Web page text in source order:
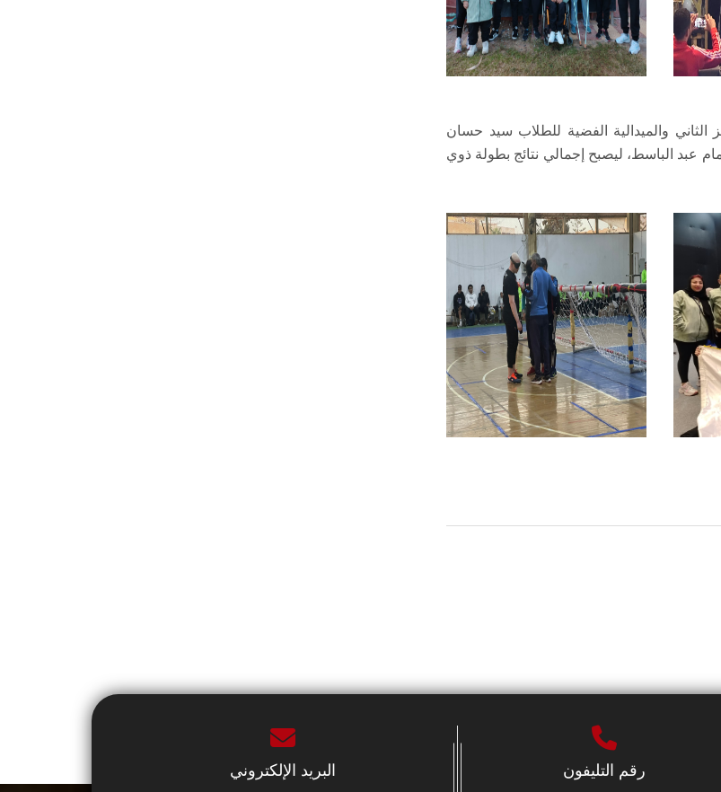
والميدالية الفضية للطلاب سيد حسان
عبد الباسط، ليصبح إجمالي نتائج بطولة ذوي
رقم التليفون البريد الإلكتروني